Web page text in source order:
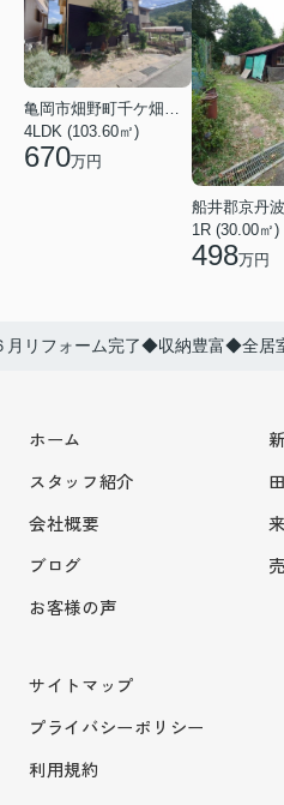
亀岡市畑野町千ケ畑高橋
4LDK (103.60㎡)
670万円
1R (30.00㎡)
498万円
リフォーム完了◆収納豊富◆全居
ホーム
スタッフ紹介
会社概要
ブログ
お客様の声
サイトマップ
プライバシーポリシー
利用規約